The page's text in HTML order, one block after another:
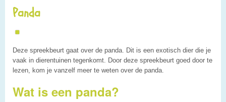
Onderwerp vinden
Spreekbeurt houden
Alle Spreekbeurten
Panda
Deze spreekbeurt gaat over de panda. Dit is een exotisch dier die je
vaak in dierentuinen tegenkomt. Door deze spreekbeurt goed door te
lezen, kom je vanzelf meer te weten over de panda.
Wat is een panda?